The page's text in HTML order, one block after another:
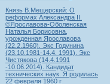
Князь В.Мещерский: О
реформах Александра II.
©Ярославова-Оболенская
Наталья Борисовна,
урожденная Ярославова
(22.2.1960). Экс Годунина
(23.10.1981-14.4. 1991). Экс
Чистякова (14.4.1991
-10.06.2014). Кандидат
технических наук. Я родилась
22 февраля 1960 г